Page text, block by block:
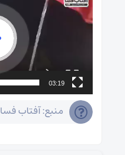
03:19
منبع: آفتاب فسا